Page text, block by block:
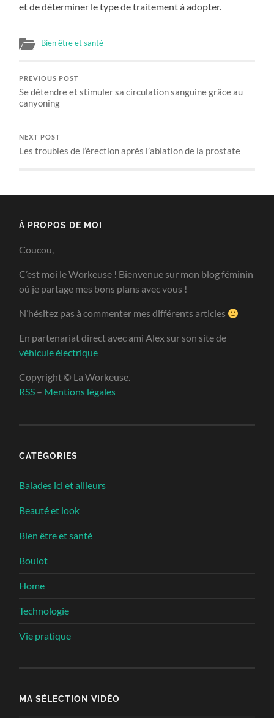
et de déterminer le type de traitement à adopter.
Bien être et santé
PREVIOUS POST
Se détendre et stimuler sa circulation sanguine grâce au
canyoning
NEXT POST
Les troubles de l’érection après l’ablation de la prostate
À PROPOS DE MOI
Coucou,
C’est moi le Workeuse ! Bienvenue sur mon blog féminin
où je partage mes bons plans avec vous !
N’hésitez pas à commenter mes différents articles
En partenariat direct avec ami Alex sur son site de
véhicule électrique
Copyright © La Workeuse.
RSS – Mentions légales
CATÉGORIES
Balades ici et ailleurs
Beauté et look
Bien être et santé
Boulot
Home
Technologie
Vie pratique
MA SÉLECTION VIDÉO